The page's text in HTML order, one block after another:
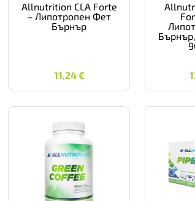
Allnutrition CLA Forte
– Липотропен Фет
Бърнър
11,24€
11,24 €